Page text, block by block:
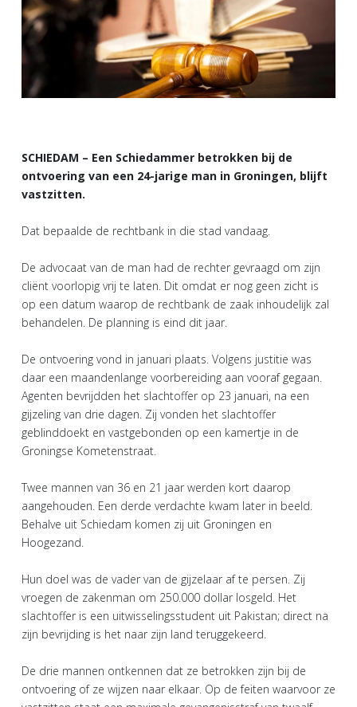
SCHIEDAM – Een Schiedammer betrokken bij de
ontvoering van een 24-jarige man in Groningen, blijft
vastzitten.
Dat bepaalde de rechtbank in die stad vandaag.
De advocaat van de man had de rechter gevraagd om zijn
cliënt voorlopig vrij te laten. Dit omdat er nog geen zicht is
op een datum waarop de rechtbank de zaak inhoudelijk zal
behandelen. De planning is eind dit jaar.
De ontvoering vond in januari plaats. Volgens justitie was
daar een maandenlange voorbereiding aan vooraf gegaan.
Agenten bevrijdden het slachtoffer op 23 januari, na een
gijzeling van drie dagen. Zij vonden het slachtoffer
geblinddoekt en vastgebonden op een kamertje in de
Groningse Kometenstraat.
Twee mannen van 36 en 21 jaar werden kort daarop
aangehouden. Een derde verdachte kwam later in beeld.
Behalve uit Schiedam komen zij uit Groningen en
Hoogezand.
Hun doel was de vader van de gijzelaar af te persen. Zij
vroegen de zakenman om 250.000 dollar losgeld. Het
slachtoffer is een uitwisselingsstudent uit Pakistan; direct na
zijn bevrijding is het naar zijn land teruggekeerd.
De drie mannen ontkennen dat ze betrokken zijn bij de
ontvoering of ze wijzen naar elkaar. Op de feiten waarvoor ze